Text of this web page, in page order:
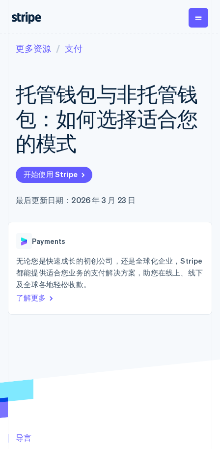
支付
在线支付
Managed
Payments
备案商家解决
方案
Payment links
无代码支付
预构建支付界
面
Elements
灵活的 UI 组件
Payment
接入 125+ 种支
Terminal
Authorization
Boost
支付成功率优
化
Link
加速结账
经常性收入
Metronome
按用量计费
Subscriptions
订阅管理
Tax
销售税和增值
Revenue
Recognition
Stripe Sigma
Global
Payouts
向第三
方打款
Crypto
Radar
Atlas
碳移除
按企业阶段
按应用场景
智能体商务
加密货币
电子商务
嵌入式金融
财务自动化
全球化企业
交易市场
按行业
AI 企业
酒店、旅游与休闲
文档
库与 SDK
Stripe Apps
指南
接受线上付款
实施预置结账流程
构建平台或交易市场
管理订阅
发行稳定币支持的支付卡
资源
应用集成
代码示例
学习
指南
支持
专业服务
公司
Stripe Press
联系销售
更多资源 支付
托管钱包与非托管钱
包：如何选择适合您
的模式
开始使用 Stripe
最后更新日期：2026 年 3 月 23 日
Payments
无论您是快速成长的初创公司，还是全球化企业，Stripe
都能提供适合您业务的支付解决方案，助您在线上、线下
及全球各地轻松收款。
了解更多
导言